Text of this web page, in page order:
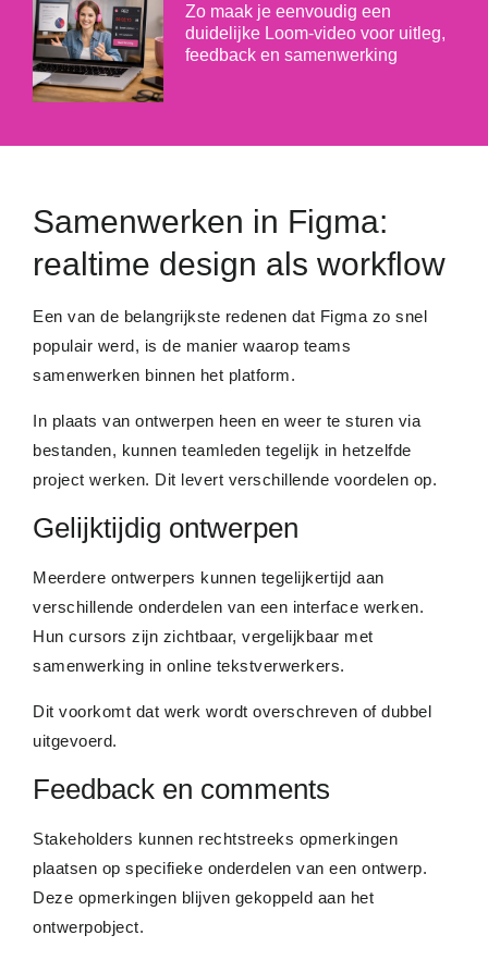
Zo maak je eenvoudig een
duidelijke Loom-video voor uitleg,
feedback en samenwerking
Samenwerken in Figma:
realtime design als workflow
Een van de belangrijkste redenen dat Figma zo snel
populair werd, is de manier waarop teams
samenwerken binnen het platform.
In plaats van ontwerpen heen en weer te sturen via
bestanden, kunnen teamleden tegelijk in hetzelfde
project werken. Dit levert verschillende voordelen op.
Gelijktijdig ontwerpen
Meerdere ontwerpers kunnen tegelijkertijd aan
verschillende onderdelen van een interface werken.
Hun cursors zijn zichtbaar, vergelijkbaar met
samenwerking in online tekstverwerkers.
Dit voorkomt dat werk wordt overschreven of dubbel
uitgevoerd.
Feedback en comments
Stakeholders kunnen rechtstreeks opmerkingen
plaatsen op specifieke onderdelen van een ontwerp.
Deze opmerkingen blijven gekoppeld aan het
ontwerpobject.